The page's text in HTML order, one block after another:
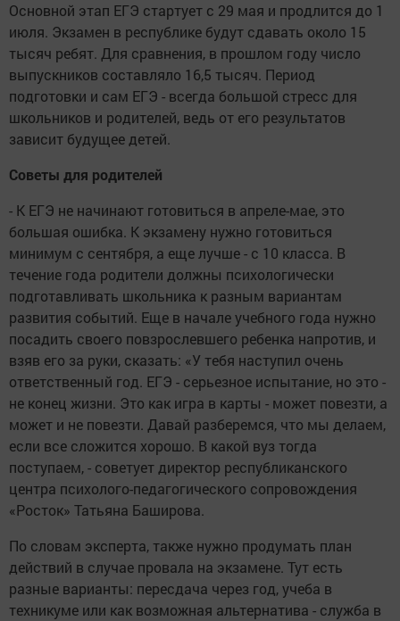
Основной этап ЕГЭ стартует с 29 мая и продлится до 1
июля. Экзамен в республике будут сдавать около 15
тысяч ребят. Для сравнения, в прошлом году число
выпускников составляло 16,5 тысяч. Период
подготовки и сам ЕГЭ - всегда большой стресс для
школьников и родителей, ведь от его результатов
зависит будущее детей.
Советы для родителей
- К ЕГЭ не начинают готовиться в апреле-мае, это
большая ошибка. К экзамену нужно готовиться
минимум с сентября, а еще лучше - с 10 класса. В
течение года родители должны психологически
подготавливать школьника к разным вариантам
развития событий. Еще в начале учебного года нужно
посадить своего повзрослевшего ребенка напротив, и
взяв его за руки, сказать: «У тебя наступил очень
ответственный год. ЕГЭ - серьезное испытание, но это -
не конец жизни. Это как игра в карты - может повезти, а
может и не повезти. Давай разберемся, что мы делаем,
если все сложится хорошо. В какой вуз тогда
поступаем, - советует директор республиканского
центра психолого-педагогического сопровождения
«Росток» Татьяна Баширова.
По словам эксперта, также нужно продумать план
действий в случае провала на экзамене. Тут есть
разные варианты: пересдача через год, учеба в
техникуме или как возможная альтернатива - служба в